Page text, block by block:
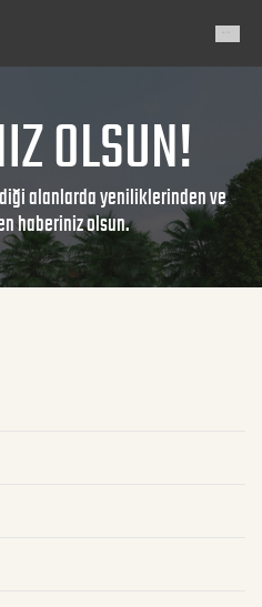
OLSUN!
alanlarda yeniliklerinden ve
haberiniz olsun.